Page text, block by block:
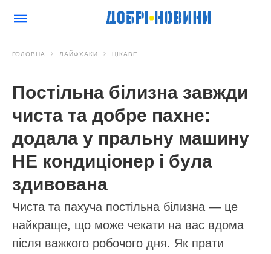
ГОЛОВНА ЛАЙФХАКИ ЦІКАВЕ
Постільна білизна завжди
чиста та добре пахне:
додала у пральну машину
НЕ кондиціонер і була
здивована
Чиста та пахуча постільна білизна — це
найкраще, що може чекати на вас вдома
після важкого робочого дня. Як прати